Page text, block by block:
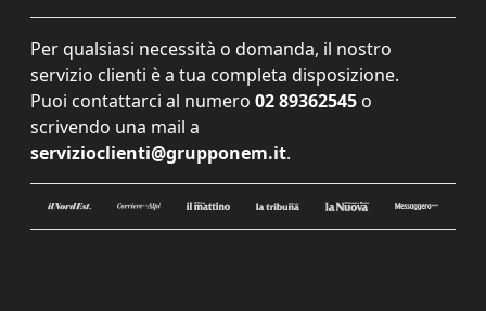
Per qualsiasi necessità o domanda, il nostro
servizio clienti è a tua completa disposizione.
Puoi contattarci al numero 02 89362545 o
scrivendo una mail a
servizioclienti@grupponem.it.